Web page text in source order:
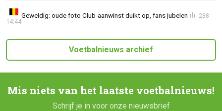
Geweldig: oude foto Club-aanwinst duikt op, fans jubelen
14:44
238
Voetbalnieuws archief
Mis niets van het laatste voetbalnieuws!
Schrijf je in voor onze nieuwsbrief